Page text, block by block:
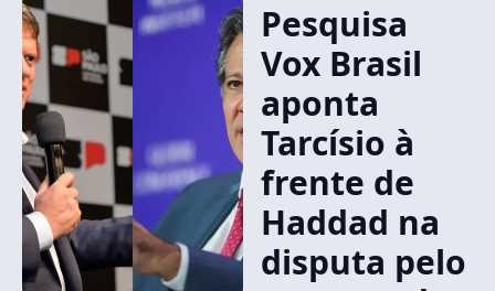
Pesquisa
Vox Brasil
aponta
Tarcísio à
frente de
Haddad na
disputa pelo